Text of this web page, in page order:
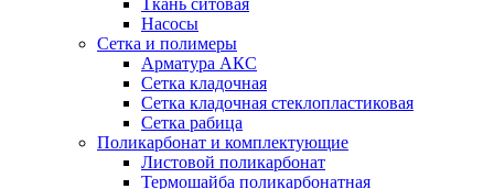
Ткань ситовая
Насосы
Сетка и полимеры
Арматура АКС
Сетка кладочная
Сетка кладочная стеклопластиковая
Сетка рабица
Поликарбонат и комплектующие
Листовой поликарбонат
Термошайба поликарбонатная